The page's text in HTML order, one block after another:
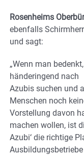
Rosenheims
ebenfalls
und sagt:
„Wenn man
händeringend nach
Azubis suchen und
Menschen noch
Vorstellung davon
machen wollen, ist
Azubi‘ die richtige